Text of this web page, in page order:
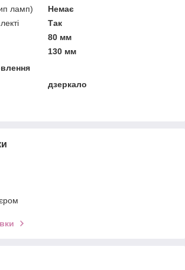
ламп)
Немає
Так
80 мм
130 мм
дзеркало